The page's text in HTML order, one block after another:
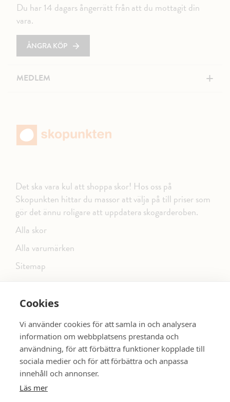
Cookies
Vi använder cookies för att samla in och analysera
information om webbplatsens prestanda och
användning, för att förbättra funktioner kopplade till
sociala medier och för att förbättra och anpassa
innehåll och annonser.
Läs mer
Du har 14 dagars ångerrätt från att du mottagit din
vara.
ÅNGRA KÖP
MEDLEM +
Det ska vara kul att shoppa skor! Hos oss på
Skopunkten hittar du massor att välja på till priser som
gör det ännu roligare att uppdatera skogarderoben.
Alla skor
Alla varumärken
Sitemap
FÖLJ OSS PÅ SOCIALA MEDIER
SE MER SKOR: dinsko.se